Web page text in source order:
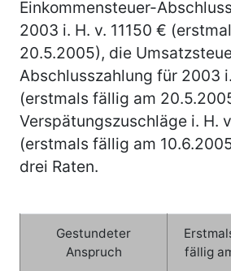
Einkommensteuer-
2003 i. H. v. 11150 €
20.5.2005), die
Abschlusszahlung für 2003
(erstmals fällig am
Verspätungszuschläge i. H.
(erstmals fällig am
drei Raten.
Gestundeter
Anspruch
fällig